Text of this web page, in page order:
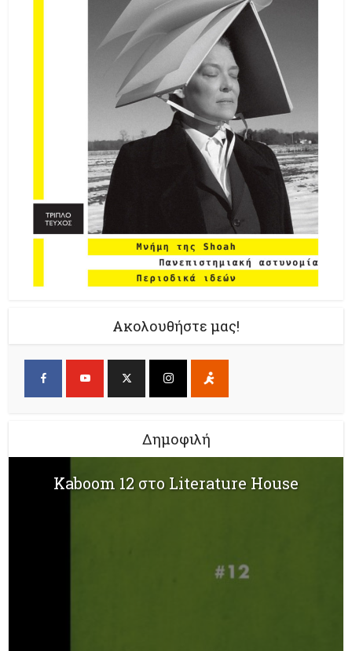
Ακολουθήστε μας!
Δημοφιλή
Kaboom 12 στο Literature House